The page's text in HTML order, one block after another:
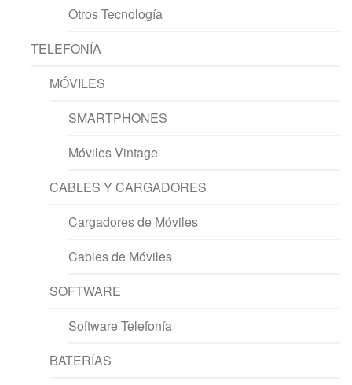
Otros Tecnología
TELEFONÍA
MÓVILES
SMARTPHONES
Móviles Vintage
CABLES Y CARGADORES
Cargadores de Móviles
Cables de Móviles
SOFTWARE
Software Telefonía
BATERÍAS